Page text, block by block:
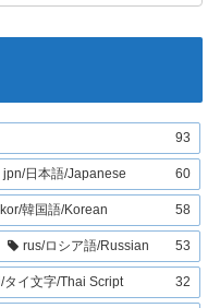
93
jpn/日本語/Japanese 60
kor/韓国語/Korean 58
rus/ロシア語/Russian 53
タイ文字/Thai Script 32